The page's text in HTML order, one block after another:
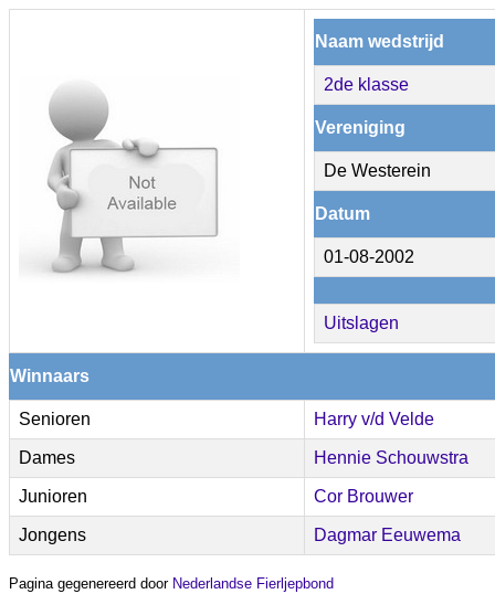
Naam wedstrijd
2de klasse
Vereniging
De Westerein
Datum
01-08-2002
Uitslagen
Winnaars
Senioren Harry v/d Velde
Dames Hennie Schouwstra
Junioren Cor Brouwer
Jongens Dagmar Eeuwema
Pagina gegenereerd door Nederlandse Fierljepbond